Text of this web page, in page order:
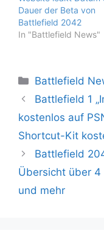
Dauer der Beta von
Battlefield 2042
In "Battlefield News"
Kategorien
Battlefield
Battlefield 1
kostenlos auf
Shortcut-Kit
Battlefield
Übersicht über 4
und mehr